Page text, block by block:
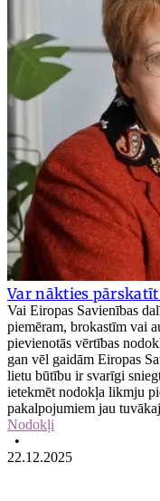
Var nākties
Vai Eiropas Savienības
piemēram, brokastīm vai
pievienotās vērtības
gan vēl gaidām Eiropas
lietu būtību ir svarīgi
ietekmēt nodokļa likmju
pakalpojumiem jau
Nodokļi
•
22.12.2025